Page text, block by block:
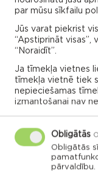
"Rāmi riti"
Dricānu pagasts
14:00
23.03.2025
par mūsu sīkfailu
Jūs varat piekrist
“Apstiprināt visas”,
“Noraidīt”.
Ja tīmekļa vietnes
tīmekļa vietnē tiek
nepieciešamas
izmantošanai nav
Obligātās
Obligātās